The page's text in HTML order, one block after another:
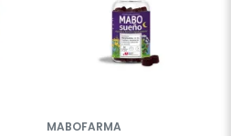
MABOFARMA